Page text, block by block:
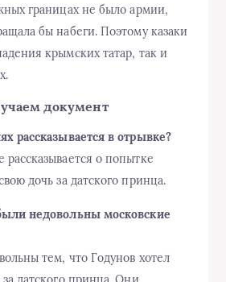
границах не было армии,
бы набеги. Поэтому казаки
крымских татар, так и
документ
рассказывается в отрывке?
о попытке
дочь за датского принца.
недовольны московские
тем, что Годунов хотел